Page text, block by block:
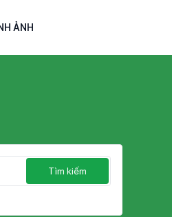
ẢNH
Tìm kiếm